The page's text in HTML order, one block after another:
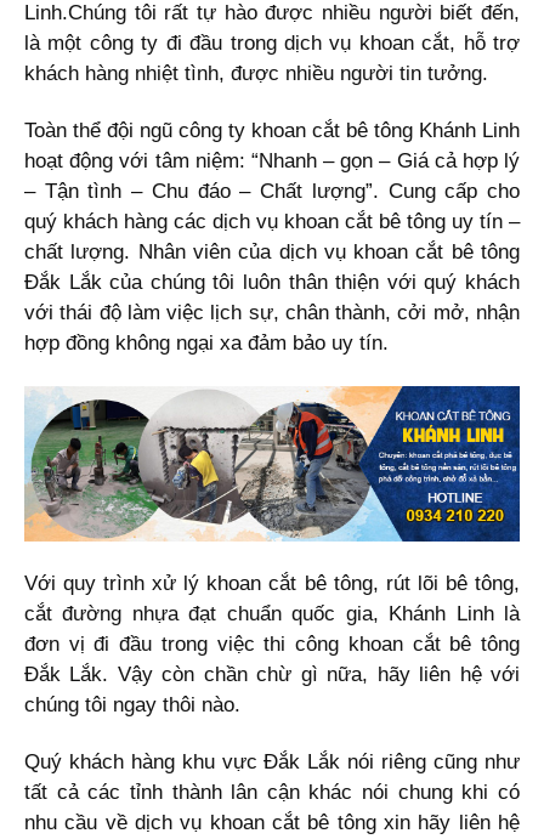
Linh.Chúng tôi rất tự hào được nhiều người biết đến,
là một công ty đi đầu trong dịch vụ khoan cắt, hỗ trợ
khách hàng nhiệt tình, được nhiều người tin tưởng.
Toàn thể đội ngũ công ty khoan cắt bê tông Khánh Linh
hoạt động với tâm niệm: “Nhanh – gọn – Giá cả hợp lý
– Tận tình – Chu đáo – Chất lượng”. Cung cấp cho
quý khách hàng các dịch vụ khoan cắt bê tông uy tín –
chất lượng. Nhân viên của dịch vụ khoan cắt bê tông
Đắk Lắk của chúng tôi luôn thân thiện với quý khách
với thái độ làm việc lịch sự, chân thành, cởi mở, nhận
hợp đồng không ngại xa đảm bảo uy tín.
Với quy trình xử lý khoan cắt bê tông, rút lõi bê tông,
cắt đường nhựa đạt chuẩn quốc gia, Khánh Linh là
đơn vị đi đầu trong việc thi công khoan cắt bê tông
Đắk Lắk. Vậy còn chần chừ gì nữa, hãy liên hệ với
chúng tôi ngay thôi nào.
Quý khách hàng khu vực Đắk Lắk nói riêng cũng như
tất cả các tỉnh thành lân cận khác nói chung khi có
nhu cầu về dịch vụ khoan cắt bê tông xin hãy liên hệ